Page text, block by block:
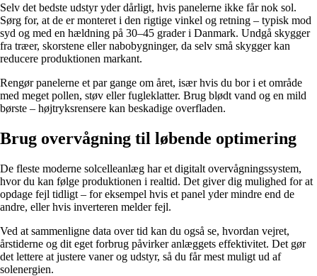
Selv det bedste udstyr yder dårligt, hvis panelerne ikke får nok sol.
Sørg for, at de er monteret i den rigtige vinkel og retning – typisk mod
syd og med en hældning på 30–45 grader i Danmark. Undgå skygger
fra træer, skorstene eller nabobygninger, da selv små skygger kan
reducere produktionen markant.
Rengør panelerne et par gange om året, især hvis du bor i et område
med meget pollen, støv eller fugleklatter. Brug blødt vand og en mild
børste – højtryksrensere kan beskadige overfladen.
Brug overvågning til løbende optimering
De fleste moderne solcelleanlæg har et digitalt overvågningssystem,
hvor du kan følge produktionen i realtid. Det giver dig mulighed for at
opdage fejl tidligt – for eksempel hvis et panel yder mindre end de
andre, eller hvis inverteren melder fejl.
Ved at sammenligne data over tid kan du også se, hvordan vejret,
årstiderne og dit eget forbrug påvirker anlæggets effektivitet. Det gør
det lettere at justere vaner og udstyr, så du får mest muligt ud af
solenergien.